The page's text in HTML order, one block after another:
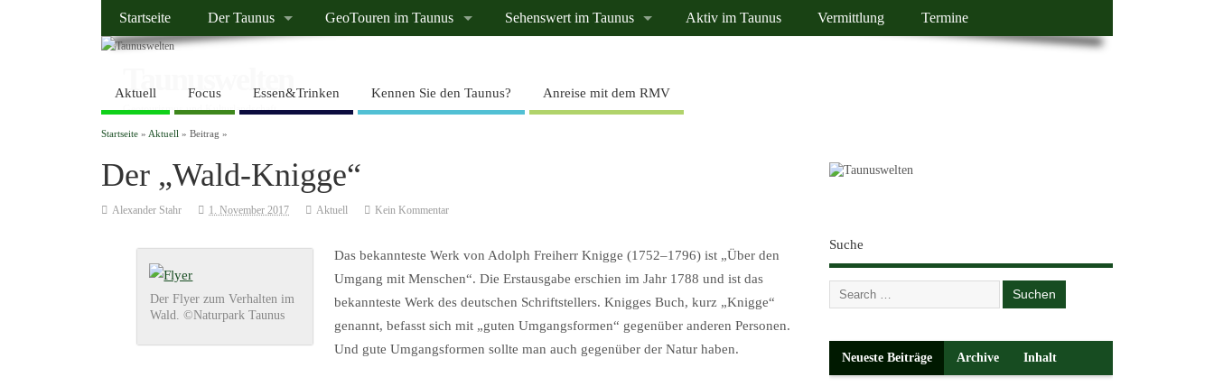
Startseite Der Taunus GeoTouren im Taunus Sehenswert im Taunus Aktiv im Taunus Vermittlung Termine
Taunuswelten
Geotourismus und Kulturlandschaft
Aktuell Focus Essen&Trinken Kennen Sie den Taunus? Anreise mit dem RMV
Startseite » Aktuell » Beitrag »
Der „Wald-Knigge“
Alexander Stahr 1. November 2017 Aktuell Kein Kommentar
Der Flyer zum Verhalten im
Wald. ©Naturpark Taunus
Das bekannteste Werk von Adolph Freiherr Knigge (1752–1796) ist „Über den
Umgang mit Menschen“. Die Erstausgabe erschien im Jahr 1788 und ist das
bekannteste Werk des deutschen Schriftstellers. Knigges Buch, kurz „Knigge“
genannt, befasst sich mit „guten Umgangsformen“ gegenüber anderen Personen.
Und gute Umgangsformen sollte man auch gegenüber der Natur haben.
Suche
Neueste Beiträge Archive Inhalt